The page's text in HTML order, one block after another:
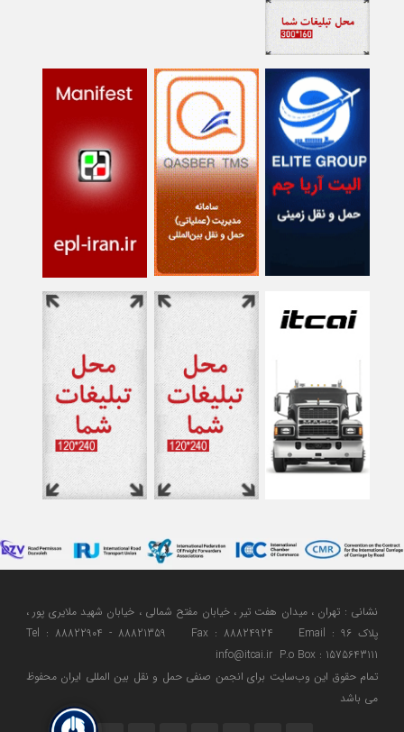
نشانی : تهران ، میدان هفت تیر ، خیابان مفتح شمالی ، خیابان شهید ملایری پور ،
پلاک 96 Tel : 88822904 - 88821359 Fax : 88824924 Email :
info@itcai.ir P.o Box : 1575643111
تمام حقوق اين وب‌سايت برای انجمن صنفی حمل و نقل بین المللی ایران محفوظ
می باشد